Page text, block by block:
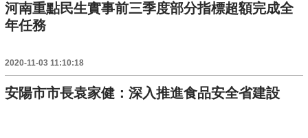
河南重點民生實事前三季度部分指標超額完成全
年任務
2020-11-03 11:10:18
安陽市市長袁家健：深入推進食品安全省建設